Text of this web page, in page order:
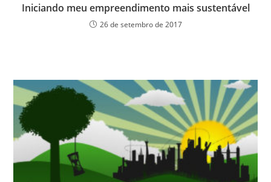
Iniciando meu empreendimento mais sustentável
26 de setembro de 2017